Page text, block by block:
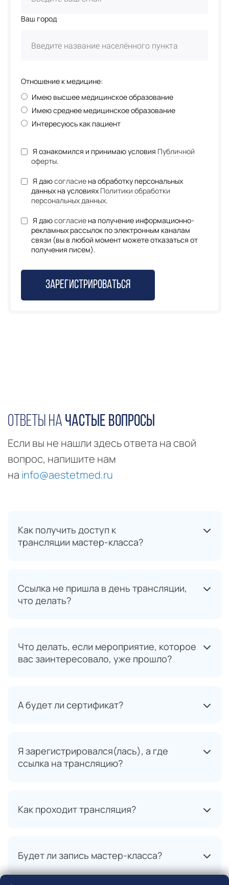
Ваш город
Отношение к медицине:
Имею высшее медицинское образование
Имею среднее медицинское образование
Интересуюсь как пациент
Я ознакомился и принимаю условия Публичной
оферты.
Я даюсогласие на обработку персональных
данных на условиях Политики обработки
персональных данных.
Я даюсогласие на получение информационно-
рекламных рассылок по электронным каналам
связи (вы в любой момент можете отказаться от
получения писем).
Зарегистрироваться
Ответы на частые вопросы
Если вы не нашли здесь ответа на свой
вопрос, напишите нам
на info@aestetmed.ru
Как получить доступ к
трансляции мастер-класса?
Ссылка не пришла в день трансляции,
что делать?
Что делать, если мероприятие, которое
вас заинтересовало, уже прошло?
А будет ли сертификат?
Я зарегистрировался(лась), а где
ссылка на трансляцию?
Как проходит трансляция?
Будет ли запись мастер-класса?